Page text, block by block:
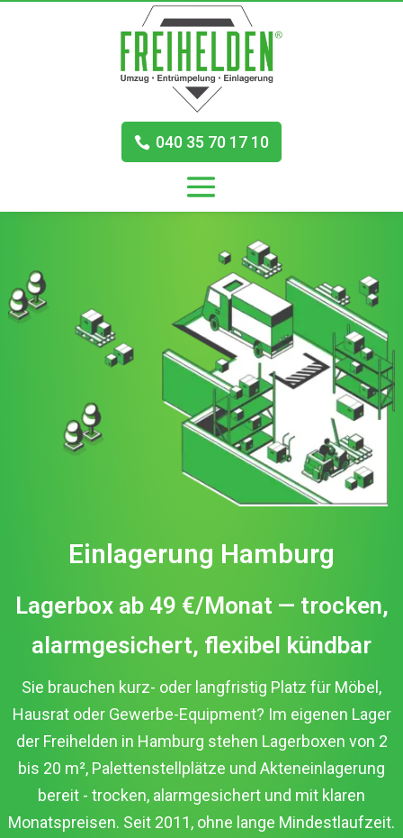
040 35 70 17 10
Einlagerung Hamburg
Lagerbox ab 49 €/Monat — trocken,
alarmgesichert, flexibel kündbar
Sie brauchen kurz- oder langfristig Platz für Möbel,
Hausrat oder Gewerbe-Equipment? Im eigenen Lager
der Freihelden in Hamburg stehen Lagerboxen von 2
bis 20 m², Palettenstellplätze und Akteneinlagerung
bereit - trocken, alarmgesichert und mit klaren
Monatspreisen. Seit 2011, ohne lange Mindestlaufzeit.